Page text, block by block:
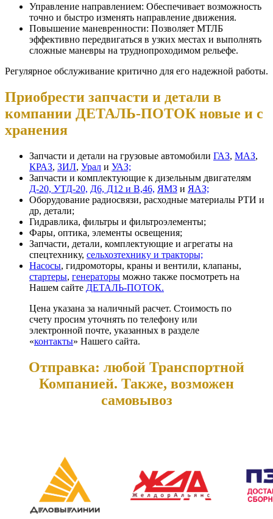
Управление направлением: Обеспечивает возможность
точно и быстро изменять направление движения.
Повышение маневренности: Позволяет МТЛБ
эффективно передвигаться в узких местах и выполнять
сложные маневры на труднопроходимом рельефе.
Регулярное обслуживание критично для его надежной работы.
Приобрести запчасти и детали в
компании ДЕТАЛЬ-ПОТОК новые и с
хранения
Запчасти и детали на грузовые автомобили ГАЗ, МАЗ,
КРАЗ, ЗИЛ, Урал и УАЗ;
Запчасти и комплектующие к дизельным двигателям
Д-20, УТД-20, Д6, Д12 и В,46, ЯМЗ и ЯАЗ;
Оборудование радиосвязи, расходные материалы РТИ и
др, детали;
Гидравлика, фильтры и фильтроэлементы;
Фары, оптика, элементы освещения;
Запчасти, детали, комплектующие и агрегаты на
спецтехнику, сельхозтехнику и тракторы;
Насосы, гидромоторы, краны и вентили, клапаны,
стартеры, генераторы можно также посмотреть на
Нашем сайте ДЕТАЛЬ-ПОТОК.
Цена указана за наличный расчет. Стоимость по
счету просим уточнять по телефону или
электронной почте, указанных в разделе
«контакты» Нашего сайта.
Отправка: любой Транспортной
Компанией. Также, возможен
самовывоз